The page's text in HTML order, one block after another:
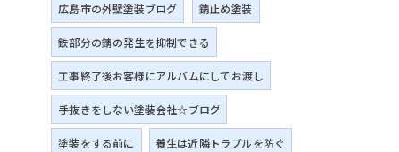
広島市の外壁塗装ブログ 錆止め塗装
鉄部分の錆の発生を抑制できる
工事終了後お客様にアルバムにしてお渡し
手抜きをしない塗装会社☆ブログ
塗装をする前に 養生は近隣トラブルを防ぐ